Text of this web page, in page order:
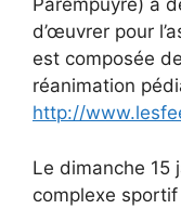
Parempuyre) a
d’œuvrer pour
est composée
réanimation
http://
Le dimanche 15
complexe